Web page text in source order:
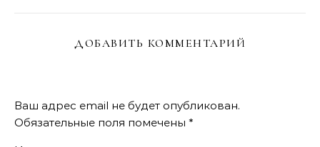
ДОБАВИТЬ КОММЕНТАРИЙ
Ваш адрес email не будет опубликован.
Обязательные поля помечены *